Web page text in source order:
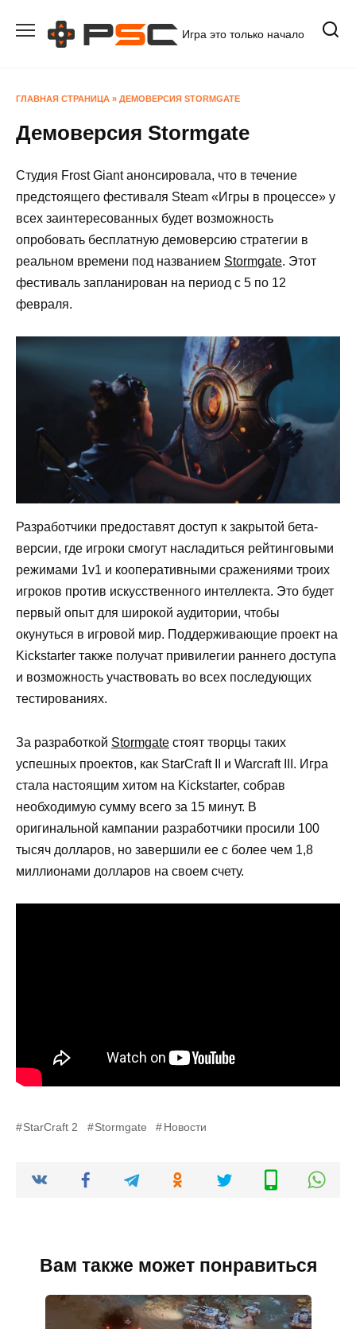
содержанию
Игра это только начало
ГЛАВНАЯ СТРАНИЦА » ДЕМОВЕРСИЯ STORMGATE
Демоверсия Stormgate
Студия Frost Giant анонсировала, что в течение
предстоящего фестиваля Steam «Игры в процессе» у
всех заинтересованных будет возможность
опробовать бесплатную демоверсию стратегии в
реальном времени под названием Stormgate. Этот
фестиваль запланирован на период с 5 по 12
февраля.
Разработчики предоставят доступ к закрытой бета-
версии, где игроки смогут насладиться рейтинговыми
режимами 1v1 и кооперативными сражениями троих
игроков против искусственного интеллекта. Это будет
первый опыт для широкой аудитории, чтобы
окунуться в игровой мир. Поддерживающие проект на
Kickstarter также получат привилегии раннего доступа
и возможность участвовать во всех последующих
тестированиях.
За разработкой Stormgate стоят творцы таких
успешных проектов, как StarCraft II и Warcraft III. Игра
стала настоящим хитом на Kickstarter, собрав
необходимую сумму всего за 15 минут. В
оригинальной кампании разработчики просили 100
тысяч долларов, но завершили ее с более чем 1,8
миллионами долларов на своем счету.
StarCraft 2 Stormgate Новости
Вам также может понравиться